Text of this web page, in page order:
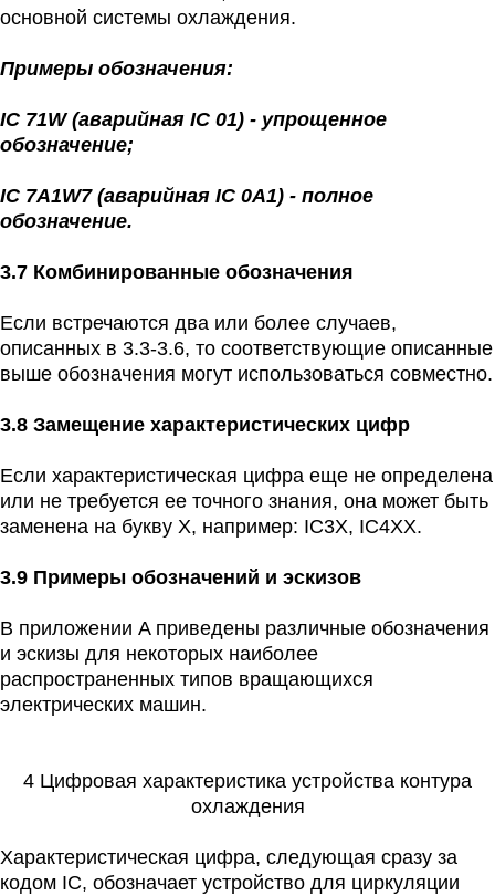
основной системы охлаждения.
Примеры обозначения:
IC 71W (аварийная IC 01) - упрощенное
обозначение;
IC 7A1W7 (аварийная IC 0A1) - полное
обозначение.
3.7 Комбинированные обозначения
Если встречаются два или более случаев,
описанных в 3.3-3.6, то соответствующие описанные
выше обозначения могут использоваться совместно.
3.8 Замещение характеристических цифр
Если характеристическая цифра еще не определена
или не требуется ее точного знания, она может быть
заменена на букву X, например: IC3X, IC4XX.
3.9 Примеры обозначений и эскизов
В приложении A приведены различные обозначения
и эскизы для некоторых наиболее
распространенных типов вращающихся
электрических машин.
4 Цифровая характеристика устройства контура
охлаждения
Характеристическая цифра, следующая сразу за
кодом IC, обозначает устройство для циркуляции